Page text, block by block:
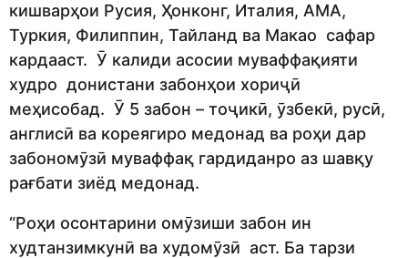
кишварҳои Русия, Ҳонконг, Италия, АМА,
Туркия, Филиппин, Тайланд ва Макао сафар
кардааст. Ӯ калиди асосии муваффақияти
худро донистани забонҳои хориҷӣ
меҳисобад. Ӯ 5 забон – тоҷикӣ, ӯзбекӣ, русӣ,
англисӣ ва кореягиро медонад ва роҳи дар
забономӯзӣ муваффақ гардиданро аз шавқу
рағбати зиёд медонад.
“Роҳи осонтарини омӯзиши забон ин
худтанзимкунӣ ва худомӯзӣ аст. Ба тарзи